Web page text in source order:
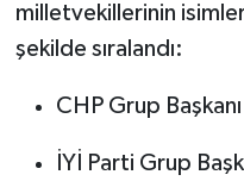
milletvekillerinin
şekilde sıralandı:
CHP Grup
İYİ Parti Grup
Spor
Ulusal
Yaşam